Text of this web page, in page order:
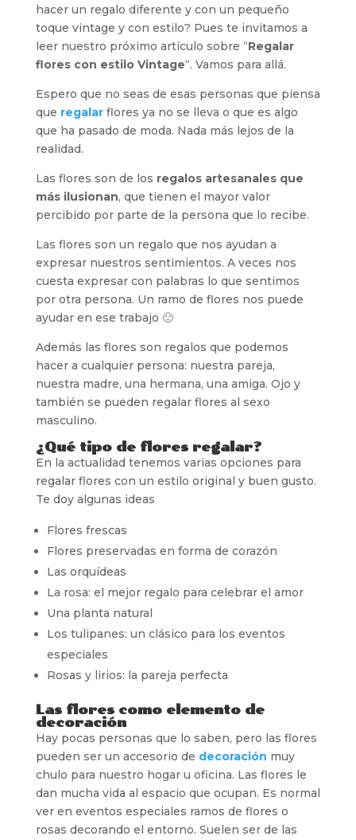
hacer un regalo diferente y con un pequeño
toque vintage y con estilo? Pues te invitamos a
leer nuestro próximo artículo sobre “Regalar
flores con estilo Vintage“. Vamos para allá.
Espero que no seas de esas personas que piensa
que regalarflores ya no se lleva o que es algo
que ha pasado de moda. Nada más lejos de la
realidad.
Las flores son de los regalos artesanales que
más ilusionan, que tienen el mayor valor
percibido por parte de la persona que lo recibe.
Las flores son un regalo que nos ayudan a
expresar nuestros sentimientos. A veces nos
cuesta expresar con palabras lo que sentimos
por otra persona. Un ramo de flores nos puede
ayudar en ese trabajo 🙂
Además las flores son regalos que podemos
hacer a cualquier persona: nuestra pareja,
nuestra madre, una hermana, una amiga. Ojo y
también se pueden regalar flores al sexo
masculino.
¿Qué tipo de flores regalar?
En la actualidad tenemos varias opciones para
regalar flores con un estilo original y buen gusto.
Te doy algunas ideas
Flores frescas
Flores preservadas en forma de corazón
Las orquídeas
La rosa: el mejor regalo para celebrar el amor
Una planta natural
Los tulipanes: un clásico para los eventos
especiales
Rosas y lirios: la pareja perfecta
Las flores como elemento de
decoración
Hay pocas personas que lo saben, pero las flores
pueden ser un accesorio de decoración muy
chulo para nuestro hogar u oficina. Las flores le
dan mucha vida al espacio que ocupan. Es normal
ver en eventos especiales ramos de flores o
rosas decorando el entorno. Suelen ser de las